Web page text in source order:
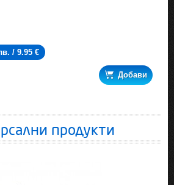
/ 9.95 €
Добави
продукти